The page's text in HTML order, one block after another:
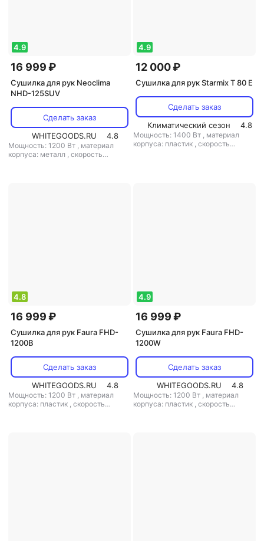
4.9
16 999 ₽
Сушилка для рук Neoclima
NHD-125SUV
Сделать заказ
WHITEGOODS.RU
4.8
Мощность: 1200 Вт , материал
корпуса: металл , скорость
4.9
12 000 ₽
Сушилка для рук Starmix T 80 E
Сделать заказ
Климатический сезон
4.8
Мощность: 1400 Вт , материал
корпуса: пластик , скорость
4.8
16 999 ₽
Сушилка для рук Faura FHD-
1200B
Сделать заказ
WHITEGOODS.RU
4.8
Мощность: 1200 Вт , материал
корпуса: пластик , скорость
4.9
16 999 ₽
Сушилка для рук Faura FHD-
1200W
Сделать заказ
WHITEGOODS.RU
4.8
Мощность: 1200 Вт , материал
корпуса: пластик , скорость